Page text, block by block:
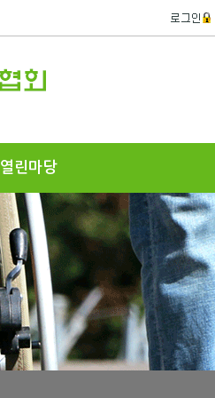
열린마당